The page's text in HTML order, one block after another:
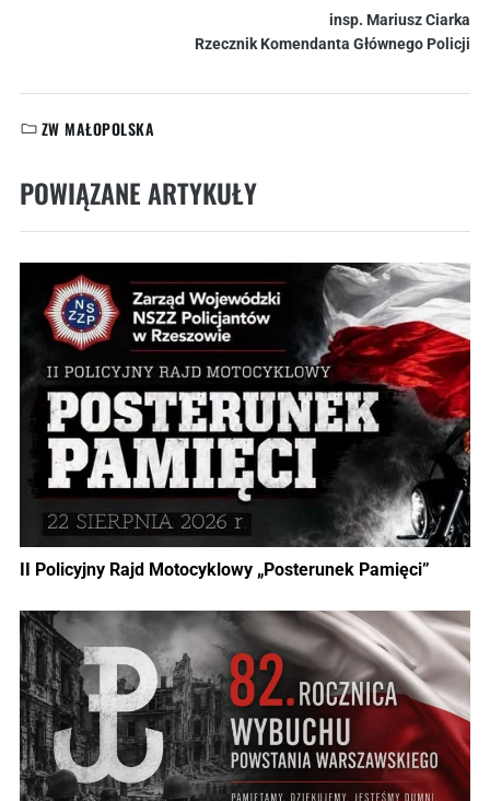
insp. Mariusz Ciarka
Rzecznik Komendanta Głównego Policji
KATEGORIE:
ZW MAŁOPOLSKA
POWIĄZANE ARTYKUŁY
II Policyjny Rajd Motocyklowy „Posterunek Pamięci”